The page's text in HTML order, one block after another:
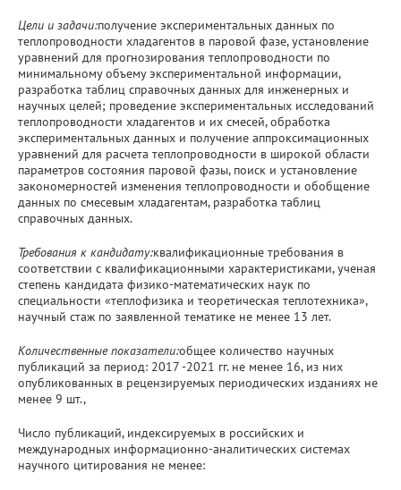
Цели и задачи:получение экспериментальных данных по
теплопроводности хладагентов в паровой фазе, установление
уравнений для прогнозирования теплопроводности по
минимальному объему экспериментальной информации,
разработка таблиц справочных данных для инженерных и
научных целей; проведение экспериментальных исследований
теплопроводности хладагентов и их смесей, обработка
экспериментальных данных и получение аппроксимационных
уравнений для расчета теплопроводности в широкой области
параметров состояния паровой фазы, поиск и установление
закономерностей изменения теплопроводности и обобщение
данных по смесевым хладагентам, разработка таблиц
справочных данных.
Требования к кандидату:квалификационные требования в
соответствии с квалификационными характеристиками, ученая
степень кандидата физико-математических наук по
специальности «теплофизика и теоретическая теплотехника»,
научный стаж по заявленной тематике не менее 13 лет.
Количественные показатели:общее количество научных
публикаций за период: 2017 -2021 гг. не менее 16, из них
опубликованных в рецензируемых периодических изданиях не
менее 9 шт.,
Число публикаций, индексируемых в российских и
международных информационно-аналитических системах
научного цитирования не менее: